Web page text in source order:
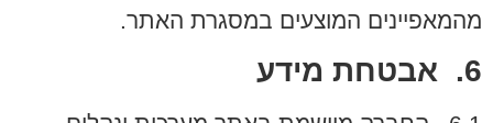
מהמאפיינים המוצעים במסגרת האתר.
6. אבטחת מידע